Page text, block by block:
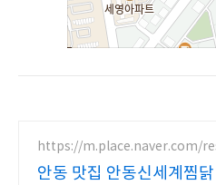
https://m.place.naver.com/
안동 맛집 안동신세계찜